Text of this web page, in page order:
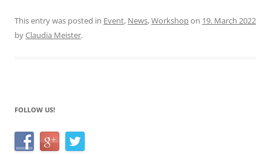
c
e
o
itt
er
ar
This entry was posted in Event, News,Workshopon 19. March 2022
byClaudia Meister.
FOLLOW US!